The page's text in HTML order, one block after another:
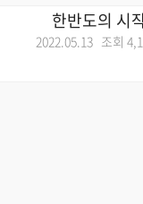
한반도의 시
2022.05.13 조회